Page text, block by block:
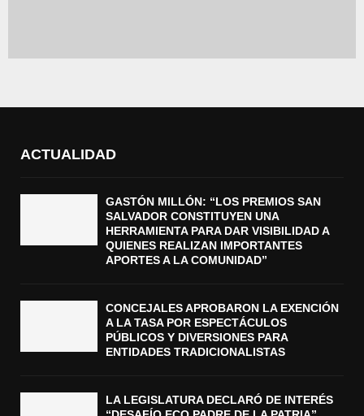
ACTUALIDAD
GASTÓN MILLÓN: “LOS PREMIOS SAN
SALVADOR CONSTITUYEN UNA
HERRAMIENTA PARA DAR VISIBILIDAD A
QUIENES REALIZAN IMPORTANTES
APORTES A LA COMUNIDAD”
CONCEJALES APROBARON LA EXENCIÓN
A LA TASA POR ESPECTÁCULOS
PÚBLICOS Y DIVERSIONES PARA
ENTIDADES TRADICIONALISTAS
LA LEGISLATURA DECLARÓ DE INTERÉS